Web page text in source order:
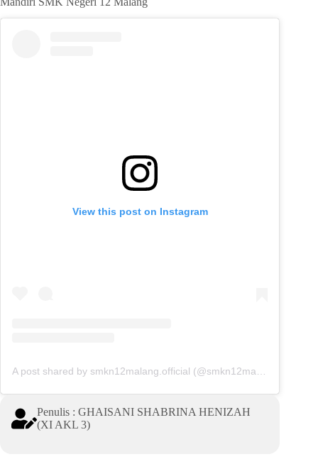
View this post on Instagram
Penulis : GHAISANI SHABRINA HENIZAH
(XI AKL 3)